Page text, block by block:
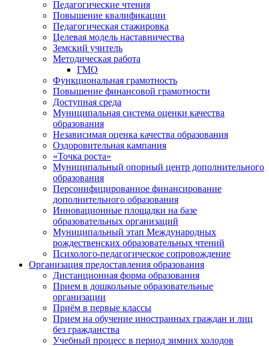
Педагогические чтения
Повышение квалификации
Педагогическая стажировка
Целевая модель наставничества
Земский учитель
Методическая работа
ГМО
Функциональная грамотность
Повышение финансовой грамотности
Доступная среда
Муниципальная система оценки качества
образования
Независимая оценка качества образования
Оздоровительная кампания
«Точка роста»
Муниципальный опорный центр дополнительного
образования
Персонифицированное финансирование
дополнительного образования
Инновационные площадки на базе
образовательных организаций
Муниципальный этап Международных
рождественских образовательных чтений
Психолого-педагогическое сопровождение
Организация предоставления образования
Дистанционная форма образования
Прием в дошкольные образовательные
организации
Приём в первые классы
Прием на обучение иностранных граждан и лиц
без гражданства
Учебный процесс в период зимних холодов